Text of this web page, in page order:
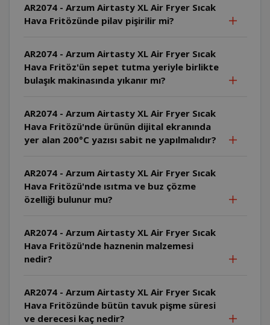
AR2074 - Arzum Airtasty XL Air Fryer Sıcak
Hava Fritözünde pilav pişirilir mi?
AR2074 - Arzum Airtasty XL Air Fryer Sıcak
Hava Fritöz'ün sepet tutma yeriyle birlikte
bulaşık makinasında yıkanır mı?
AR2074 - Arzum Airtasty XL Air Fryer Sıcak
Hava Fritözü'nde ürünün dijital ekranında
yer alan 200°C yazısı sabit ne yapılmalıdır?
AR2074 - Arzum Airtasty XL Air Fryer Sıcak
Hava Fritözü'nde ısıtma ve buz çözme
özelliği bulunur mu?
AR2074 - Arzum Airtasty XL Air Fryer Sıcak
Hava Fritözü'nde haznenin malzemesi
nedir?
AR2074 - Arzum Airtasty XL Air Fryer Sıcak
Hava Fritözünde bütün tavuk pişme süresi
ve derecesi kaç nedir?